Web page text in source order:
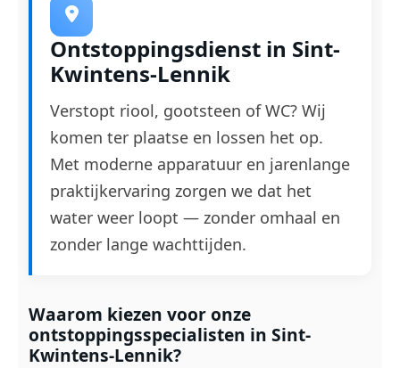
Ontstoppingsdienst in Sint-
Kwintens-Lennik
Verstopt riool, gootsteen of WC? Wij
komen ter plaatse en lossen het op.
Met moderne apparatuur en jarenlange
praktijkervaring zorgen we dat het
water weer loopt — zonder omhaal en
zonder lange wachttijden.
Waarom kiezen voor onze
ontstoppingsspecialisten in Sint-
Kwintens-Lennik?